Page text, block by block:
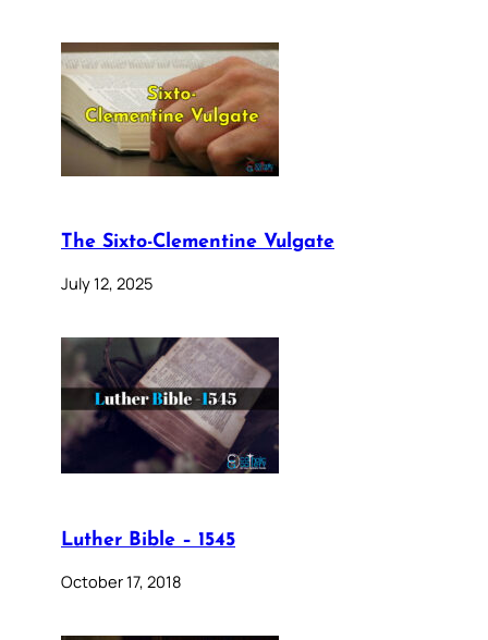
The Sixto-Clementine Vulgate
July 12, 2025
Luther Bible – 1545
October 17, 2018